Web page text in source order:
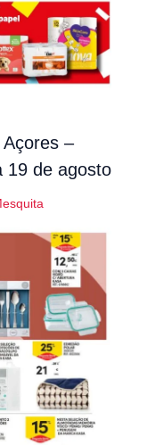
–
19 de agosto